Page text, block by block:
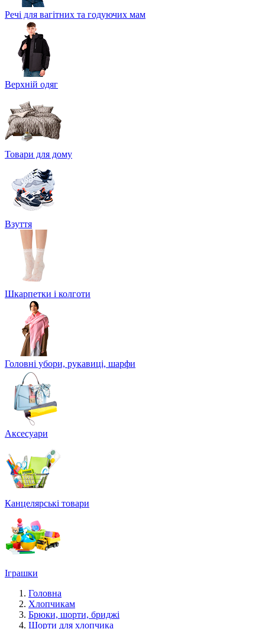
Речі для вагітних та годуючих мам
Верхній одяг
Товари для дому
Взуття
Шкарпетки і колготи
Головні убори, рукавиці, шарфи
Аксесуари
Канцелярські товари
Іграшки
Головна
Хлопчикам
Брюки, шорти, бриджі
Шорти для хлопчика